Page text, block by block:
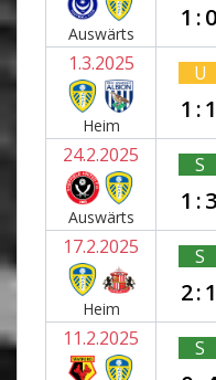
Auswärts
1:0
1.3.2025
Heim
U
1:1
24.2.2025
Auswärts
S
1:3
17.2.2025
Heim
S
2:1
11.2.2025 S